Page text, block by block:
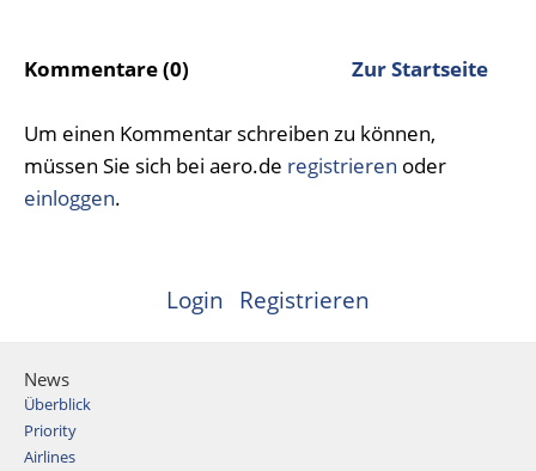
Kommentare (0) Zur Startseite
Um einen Kommentar schreiben zu können,
müssen Sie sich bei aero.de registrieren oder
einloggen.
Login Registrieren
News
Überblick
Priority
Airlines